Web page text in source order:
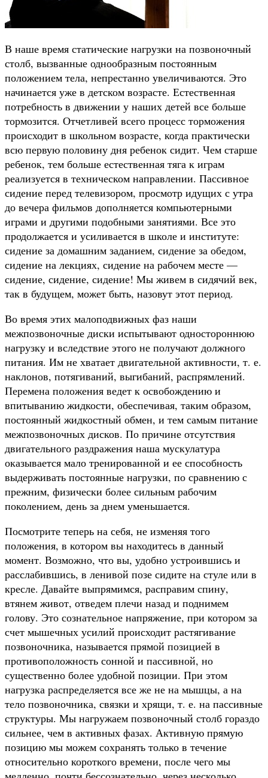
В наше время статические нагрузки на позвоночный
столб, вызванные однообразным постоянным
положением тела, непрестанно увеличиваются. Это
начинается уже в детском возрасте. Естественная
потребность в движении у наших детей все больше
тормозится. Отчетливей всего процесс торможения
происходит в школьном возрасте, когда практически
всю первую половину дня ребенок сидит. Чем старше
ребенок, тем больше естественная тяга к играм
реализуется в техническом направлении. Пассивное
сидение перед телевизором, просмотр идущих с утра
до вечера фильмов дополняется компьютерными
играми и другими подобными занятиями. Все это
продолжается и усиливается в школе и институте:
сидение за домашним заданием, сидение за обедом,
сидение на лекциях, сидение на рабочем месте —
сидение, сидение, сидение! Мы живем в сидячий век,
так в будущем, может быть, назовут этот период.
Во время этих малоподвижных фаз наши
межпозвоночные диски испытывают одностороннюю
нагрузку и вследствие этого не получают должного
питания. Им не хватает двигательной активности, т. е.
наклонов, потягиваний, выгибаний, распрямлений.
Перемена положения ведет к освобождению и
впитыванию жидкости, обеспечивая, таким образом,
постоянный жидкостный обмен, и тем самым питание
межпозвоночных дисков. По причине отсутствия
двигательного раздражения наша мускулатура
оказывается мало тренированной и ее способность
выдерживать постоянные нагрузки, по сравнению с
прежним, физически более сильным рабочим
поколением, день за днем уменьшается.
Посмотрите теперь на себя, не изменяя того
положения, в котором вы находитесь в данный
момент. Возможно, что вы, удобно устроившись и
расслабившись, в ленивой позе сидите на стуле или в
кресле. Давайте выпрямимся, расправим спину,
втянем живот, отведем плечи назад и поднимем
голову. Это сознательное напряжение, при котором за
счет мышечных усилий происходит растягивание
позвоночника, называется прямой позицией в
противоположность сонной и пассивной, но
существенно более удобной позиции. При этом
нагрузка распределяется все же не на мышцы, а на
тело позвоночника, связки и хрящи, т. е. на пассивные
структуры. Мы нагружаем позвоночный столб гораздо
сильнее, чем в активных фазах. Активную прямую
позицию мы можем сохранять только в течение
относительно короткого времени, после чего мы